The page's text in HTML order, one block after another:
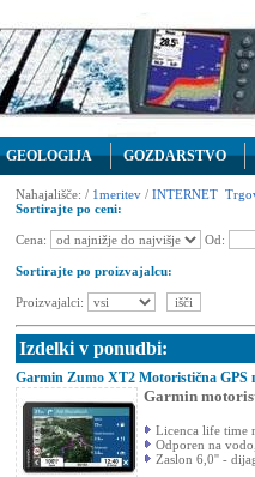
GEOLOGIJA GOZDARSTVO
Nahajališče: / 1meritev / INTERNET
Sortirajte po ceni:
Cena: Od:
Sortirajte po proizvajalcu:
Proizvajalci:
Izdelki v ponudbi:
Garmin Zumo XT2 Motoristična GPS
Garmin
Licenca life time
Odporen na
Zaslon 6,0'' -